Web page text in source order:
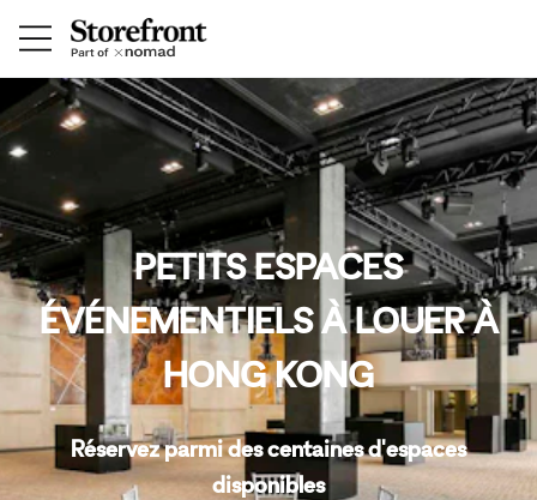
PETITS ESPACES
ÉVÉNEMENTIELS À LOUER À
HONG KONG
Réservez parmi des centaines d'espaces
disponibles